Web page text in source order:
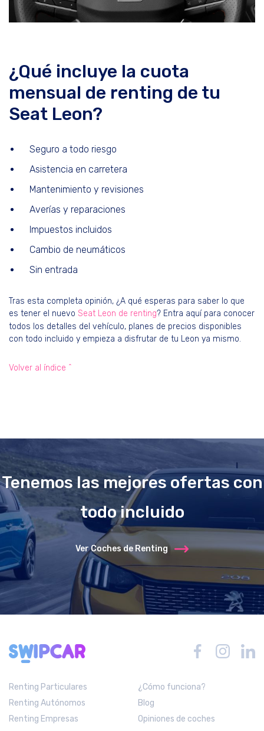
¿Qué incluye la cuota
mensual de renting de tu
Seat Leon?
Seguro a todo riesgo
Asistencia en carretera
Mantenimiento y revisiones
Averías y reparaciones
Impuestos incluidos
Cambio de neumáticos
Sin entrada
Tras esta completa opinión, ¿A qué esperas para saber lo que
es tener el nuevo Seat Leon de renting? Entra aquí para conocer
todos los detalles del vehículo, planes de precios disponibles
con todo incluido y empieza a disfrutar de tu Leon ya mismo.
Volver al índice ^
Tenemos las mejores ofertas con
todo incluido
Ver Coches de Renting
Renting Particulares
Renting Autónomos
Renting Empresas
¿Cómo funciona?
Blog
Opiniones de coches